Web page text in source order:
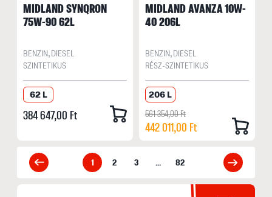
MIDLAND SYNQRON
75W-90 62L
BENZIN, DIESEL
SZINTETIKUS
62 L
384 647,00 Ft
MIDLAND AVANZA 10W-
40 206L
BENZIN, DIESEL
RÉSZ-SZINTETIKUS
206 L
561 354,00 Ft
442 011,00 Ft
1 2 3 ... 82